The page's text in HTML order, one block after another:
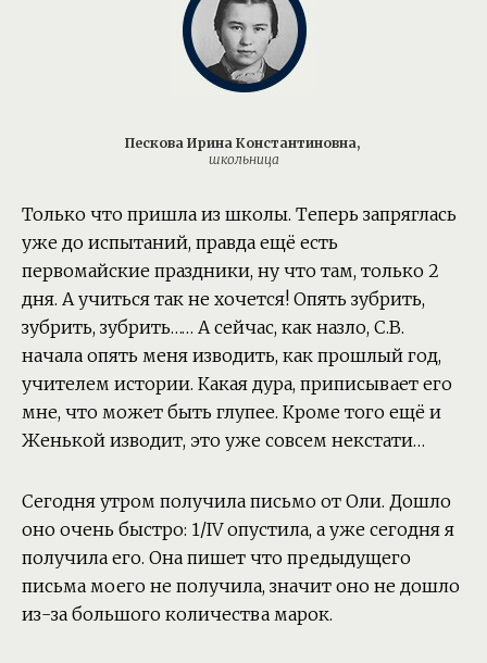
Пескова Ирина Константиновна,
школьница
Только что пришла из школы. Теперь запряглась
уже до испытаний, правда ещё есть
первомайские праздники, ну что там, только 2
дня. А учиться так не хочется! Опять зубрить,
зубрить, зубрить…… А сейчас, как назло, С.В.
начала опять меня изводить, как прошлый год,
учителем истории. Какая дура, приписывает его
мне, что может быть глупее. Кроме того ещё и
Женькой изводит, это уже совсем некстати…
Сегодня утром получила письмо от Оли. Дошло
оно очень быстро: 1/IV опустила, а уже сегодня я
получила его. Она пишет что предыдущего
письма моего не получила, значит оно не дошло
из-за большого количества марок.